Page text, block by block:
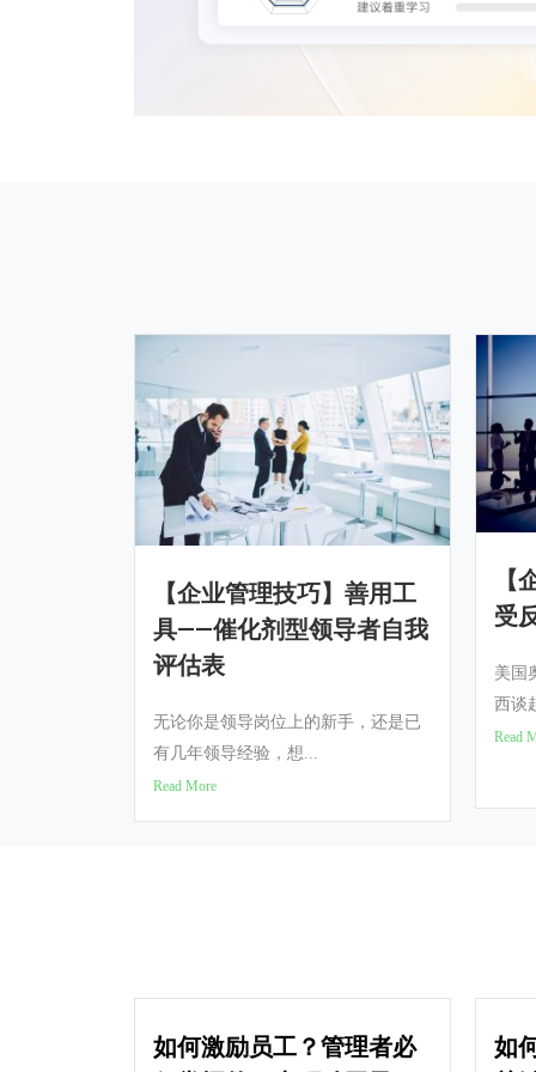
【企业管理技巧】善用工
具——催化剂型领导者自我
评估表
无论你是领导岗位上的新手，还是已
有几年领导经验，想...
Read More
受
美国
西谈
Read
如何激励员工？管理者必
如